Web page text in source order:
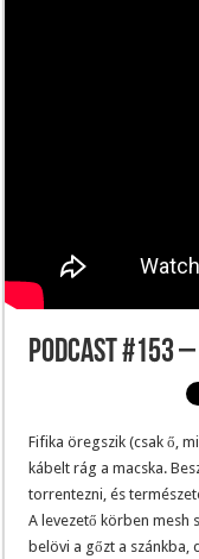
Podcast #153
Fifika öregszik (csak ő,
kábelt rág a macska.
torrentezni, és
A levezető körben mesh
belövi a gőzt a